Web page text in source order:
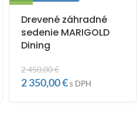
Drevené záhradné
sedenie MARIGOLD
Dining
2 450,00€
2 350,00€s DPH